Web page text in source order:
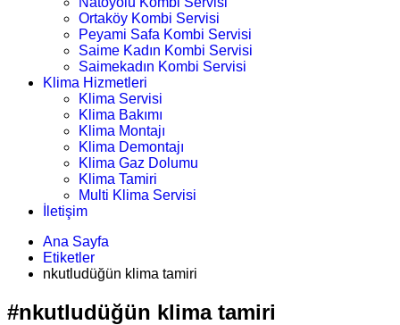
Ortaköy Kombi Servisi
Peyami Safa Kombi Servisi
Saime Kadın Kombi Servisi
Saimekadın Kombi Servisi
Klima Hizmetleri
Klima Servisi
Klima Bakımı
Klima Montajı
Klima Demontajı
Klima Gaz Dolumu
Klima Tamiri
Multi Klima Servisi
İletişim
Ana Sayfa
Etiketler
nkutludüğün klima tamiri
#nkutludüğün klima tamiri